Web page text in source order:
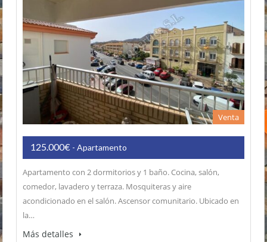
Venta
125.000€ - Apartamento
Apartamento con 2 dormitorios y 1 baño. Cocina, salón,
comedor, lavadero y terraza. Mosquiteras y aire
acondicionado en el salón. Ascensor comunitario. Ubicado en
la…
Más detalles